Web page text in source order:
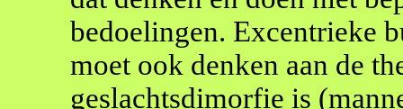
bedoelingen. Excentrieke
moet ook denken aan de
geslachtsdimorfie is